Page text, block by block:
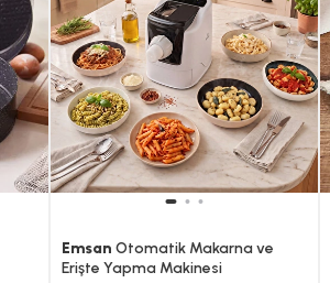
Emsan Otomatik Makarna ve
Erişte Yapma Makinesi